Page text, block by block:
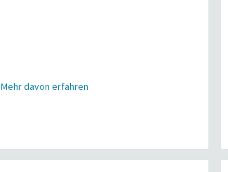
Mehr davon erfahren